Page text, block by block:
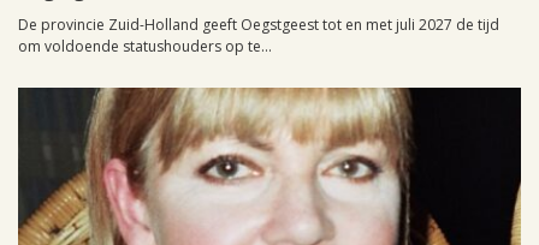
De provincie Zuid-Holland geeft Oegstgeest tot en met juli 2027 de tijd
om voldoende statushouders op te...